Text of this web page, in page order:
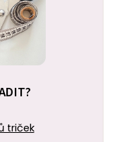
triček